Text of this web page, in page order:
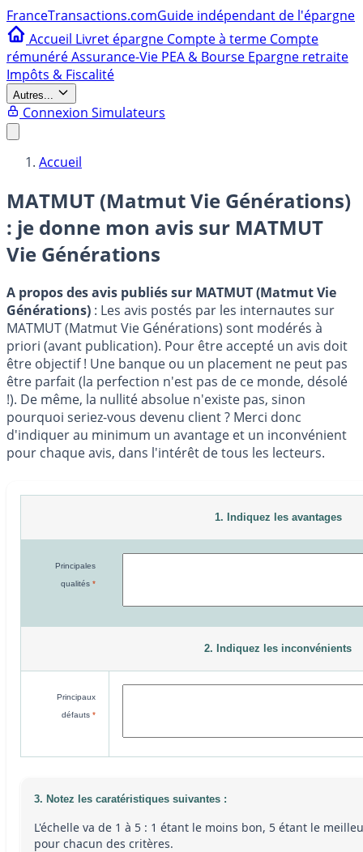
FranceTransactions.comGuide indépendant de l'épargne
Accueil Livret épargne Compte à terme Compte
rémunéréAssurance-Vie PEA & Bourse Epargne retraite
Impôts & Fiscalité
Autres...
Connexion Simulateurs
Accueil
MATMUT (Matmut Vie Générations)
: je donne mon avis sur MATMUT
Vie Générations
A propos des avis publiés sur MATMUT (Matmut Vie
Générations) : Les avis postés par les internautes sur
MATMUT (Matmut Vie Générations) sont modérés à
priori (avant publication). Pour être accepté un avis doit
être objectif ! Une banque ou un placement ne peut pas
être parfait (la perfection n'est pas de ce monde, désolé
!). De même, la nullité absolue n'existe pas, sinon
pourquoi seriez-vous devenu client ? Merci donc
d'indiquer au minimum un avantage et un inconvénient
pour chaque avis, dans l'intérêt de tous les lecteurs.
1. Indiquez les avantages
Principales
qualités *
2. Indiquez les inconvénients
Principaux
défauts *
3. Notez les caratéristiques suivantes :
L'échelle va de 1 à 5 : 1 étant le moins bon, 5 étant le
pour chacun des critères.